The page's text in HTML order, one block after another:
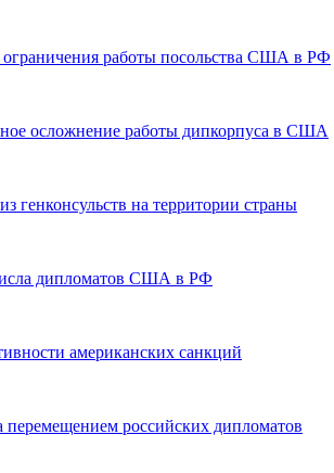
работы посольства США в РФ
осложнение работы дипкорпуса в США
генконсульств на территории страны
дипломатов США в РФ
американских санкций
российских дипломатов